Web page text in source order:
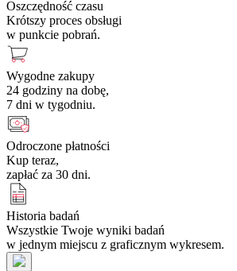
Oszczędność czasu
Krótszy proces obsługi
w punkcie pobrań.
Wygodne zakupy
24 godziny na dobę,
7 dni w tygodniu.
Odroczone płatności
Kup teraz,
zapłać za 30 dni.
Historia badań
Wszystkie Twoje wyniki badań
w jednym miejscu z graficznym wykresem.